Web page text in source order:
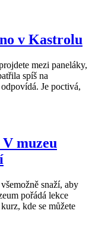
v Kastrolu
mezi paneláky,
spíš na
Je poctivá,
V muzeu
snaží, aby
pořádá lekce
kde se můžete